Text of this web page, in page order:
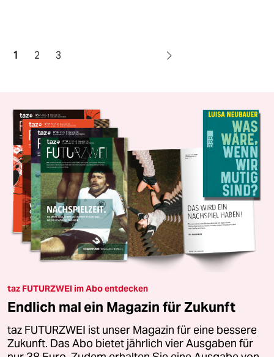
1 2 3
taz FUTURZWEI im Abo entdecken
Endlich mal ein Magazin für Zukunft
taz FUTURZWEI ist unser Magazin für eine bessere
Zukunft. Das Abo bietet jährlich vier Ausgaben für